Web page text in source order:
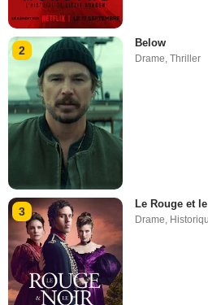
2
Below
Drame ,Thriller
3
Le Rouge et
Drame,